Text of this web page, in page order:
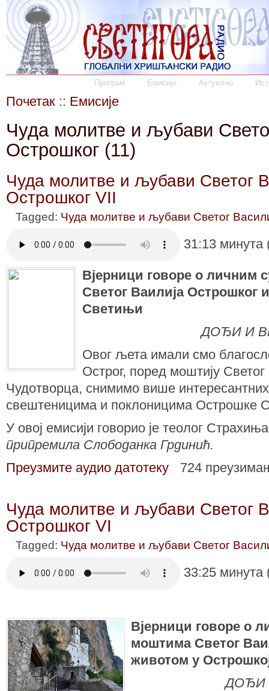
Програм Емисије Актуелно
Почетак :: Емисије
Чуда молитве и љубави
Острошког (11)
Чуда молитве и љубави Светог
Острошког VII
Tagged: Чуда молитве и љубави Светог
31:13
Вјерници говоре о личним
Светог Ваилија Острошког
Светињи
ДОЂИ И
Овог љета имали смо
Острог, поред моштију
Чудотворца, снимимо више
свештеницима и поклоницима Острошке
У овој емисији говорио је теолог
припремила Слободанка Грдинић.
Преузмите аудио датотеку
724
Чуда молитве и љубави Светог
Острошког VI
Tagged: Чуда молитве и љубави Светог
33:25
Вјерници говоре о
моштима Светог
животом у
ДОЂИ